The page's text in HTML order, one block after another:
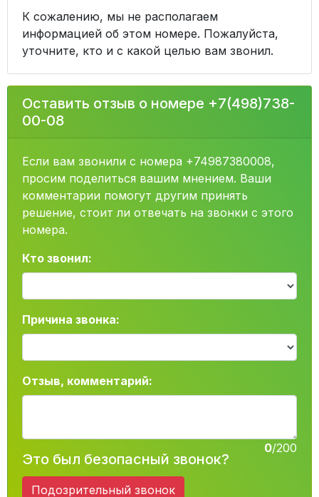
К сожалению, мы не располагаем
информацией об этом номере. Пожалуйста,
уточните, кто и с какой целью вам звонил.
Оставить отзыв о номере +7(498)738-
00-08
Если вам звонили с номера +74987380008,
просим поделиться вашим мнением. Ваши
комментарии помогут другим принять
решение, стоит ли отвечать на звонки с этого
номера.
Кто звонил:
Причина звонка:
Отзыв, комментарий:
0/200
Это был безопасный звонок?
Подозрительный звонок